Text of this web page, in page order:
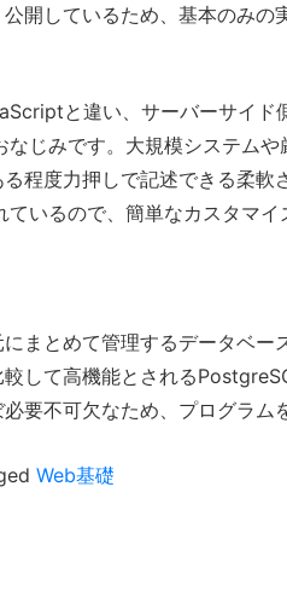
開しているため、基本のみの
と違い、サーバーサイド
なじみです。大規模システム
程度力押しで記述できる柔
いるので、簡単なカスタマ
まとめて管理するデータベ
して高機能とされる
要不可欠なため、プログラ
Web基礎